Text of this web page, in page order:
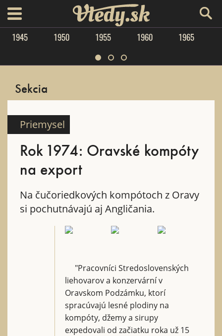
menu Vtedy.sk
1945 1950 1955 1960 1965
Sekcia
Priemysel
Rok 1974: Oravské kompóty
na export
Na čučoriedkových kompótoch z Oravy
si pochutnávajú aj Angličania.
"Pracovníci Stredoslovenských
liehovarov a konzervární v
Oravskom Podzámku, ktorí
spracúvajú lesné plodiny na
kompóty, džemy a sirupy
expedovali od začiatku roka už 15